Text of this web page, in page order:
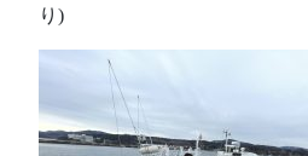
り)